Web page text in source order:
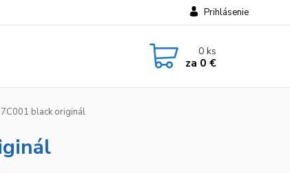
Prihlásenie
0ks
za 0 €
black originál